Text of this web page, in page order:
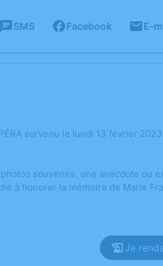
SMS Facebook E-
survenu le lundi 13 février
souvenirs, une anecdote ou
à honorer la mémoire de Marie
Je